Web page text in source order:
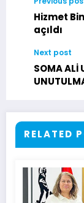
Hizmet
açıldı
Next post
SOMA ALİ
RELATED